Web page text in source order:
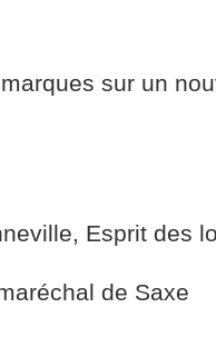
sur un
Esprit des
de Saxe